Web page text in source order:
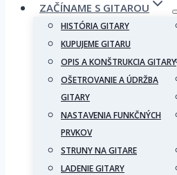
ZAČÍNAME S GITAROU
HISTÓRIA GITARY
KUPUJEME GITARU
OPIS A KONŠTRUKCIA GITARY
OŠETROVANIE A ÚDRŽBA
GITARY
NASTAVENIA FUNKČNÝCH
PRVKOV
STRUNY NA GITARE
LADENIE GITARY